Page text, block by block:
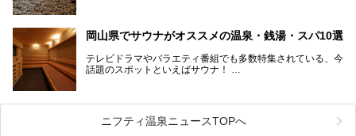
ます。ここでは、岡山県で評判のスーパー銭湯をご紹介しま
しょう。
ススメ温泉・銭湯・スパ10ヶ所を紹介させていただきま
岡山県でサウナがオススメの温泉・銭湯・スパ10選
テレビドラマやバラエティ番組でも多数特集されている、今
話題のスポットといえばサウナ！
今回は、岡山県でサウナがおすすめの温泉や銭湯、スパを厳
選してご紹介！
血流が良くなるだけでなく美容効果やリラックス効果も期待
ニフティ温泉ニュースTOPへ